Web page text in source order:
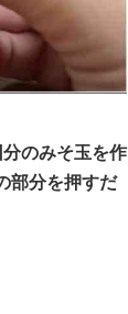
のみそ玉を作
部分を押すだ